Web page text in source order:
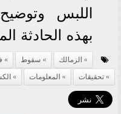
اللبس
بهذه الحادثة
الزمالك سقوط
تحقيقات
المعلومات